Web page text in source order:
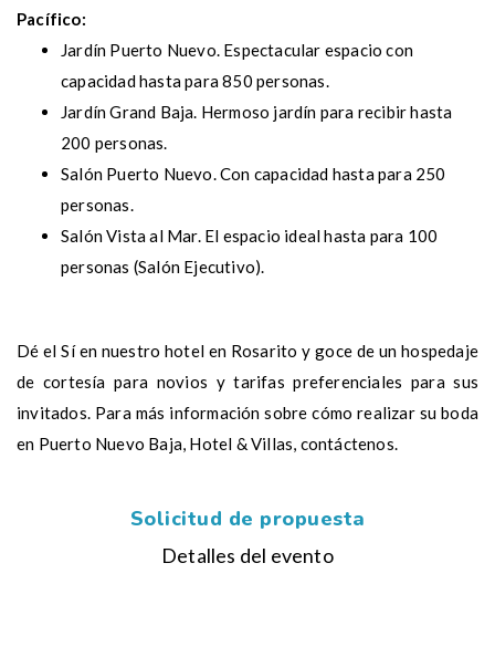
Pacífico:
Jardín Puerto Nuevo. Espectacular espacio con
capacidad hasta para 850 personas.
Jardín Grand Baja. Hermoso jardín para recibir hasta
200 personas.
Salón Puerto Nuevo. Con capacidad hasta para 250
personas.
Salón Vista al Mar. El espacio ideal hasta para 100
personas (Salón Ejecutivo).
Dé el Sí en nuestro hotel en Rosarito y goce de un hospedaje
de cortesía para novios y tarifas preferenciales para sus
invitados. Para más información sobre cómo realizar su boda
en Puerto Nuevo Baja, Hotel & Villas, contáctenos.
Solicitud de propuesta
Detalles del evento